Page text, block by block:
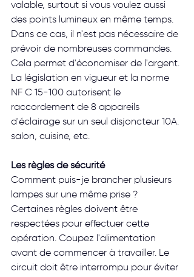
valable, surtout si vous voulez aussi
des points lumineux en même temps.
Dans ce cas, il n'est pas nécessaire de
prévoir de nombreuses commandes.
Cela permet d'économiser de l'argent.
La législation en vigueur et la norme
NF C 15-100 autorisent le
raccordement de 8 appareils
d'éclairage sur un seul disjoncteur 10A.
salon, cuisine, etc.
Les règles de sécurité
Comment puis-je brancher plusieurs
lampes sur une même prise ?
Certaines règles doivent être
respectées pour effectuer cette
opération. Coupez l'alimentation
avant de commencer à travailler. Le
circuit doit être interrompu pour éviter